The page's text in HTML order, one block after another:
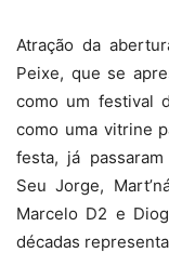
Atração da
Peixe, que se
como um festival
como uma vitrine
festa, já
Seu Jorge,
Marcelo D2 e
décadas